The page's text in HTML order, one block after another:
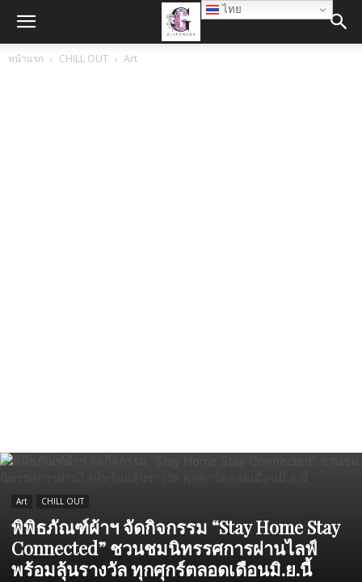
หน้าแรก CHILL OUT Art
Art CHILL OUT
พิพิธภัณฑ์ผ้าฯ จัดกิจกรรม “Stay Home Stay
Connected” ชวนชมนิทรรศการผ่านไลฟ์
พร้อมลุ้นรางวัล ทุกศุกร์ตลอดเดือนมิ.ย.นี้
ไทย